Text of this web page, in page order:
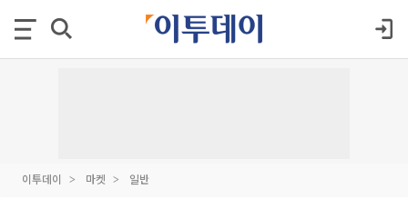
이투데이 마켓 일반